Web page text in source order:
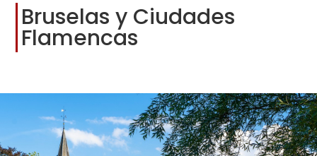
Bruselas y Ciudades
Flamencas